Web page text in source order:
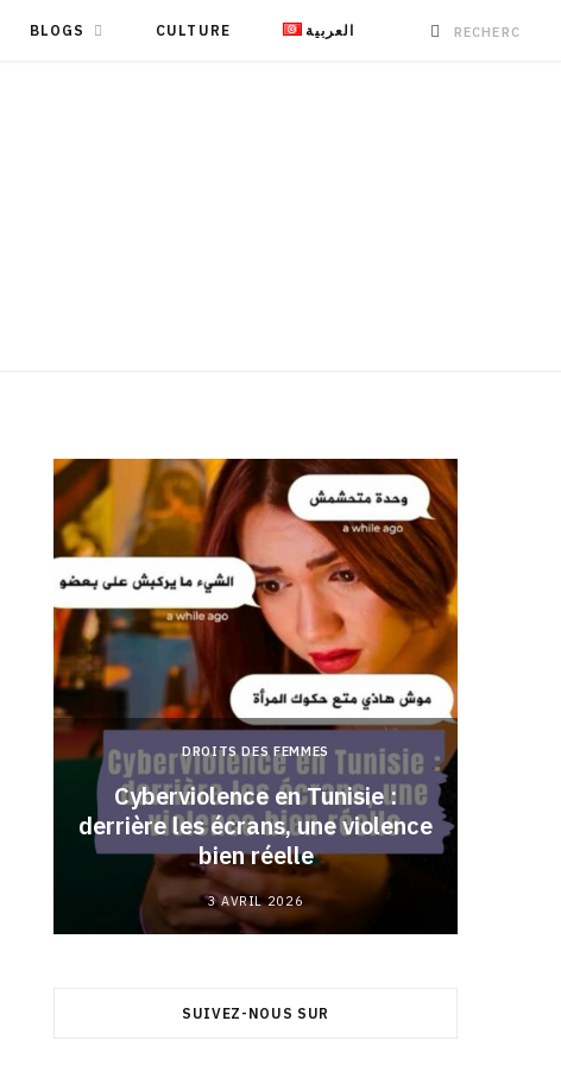
BLOGS CULTURE العربية
DROITS DES FEMMES
Cyberviolence en Tunisie :
derrière les écrans, une violence
bien réelle
3 AVRIL 2026
SUIVEZ-NOUS SUR